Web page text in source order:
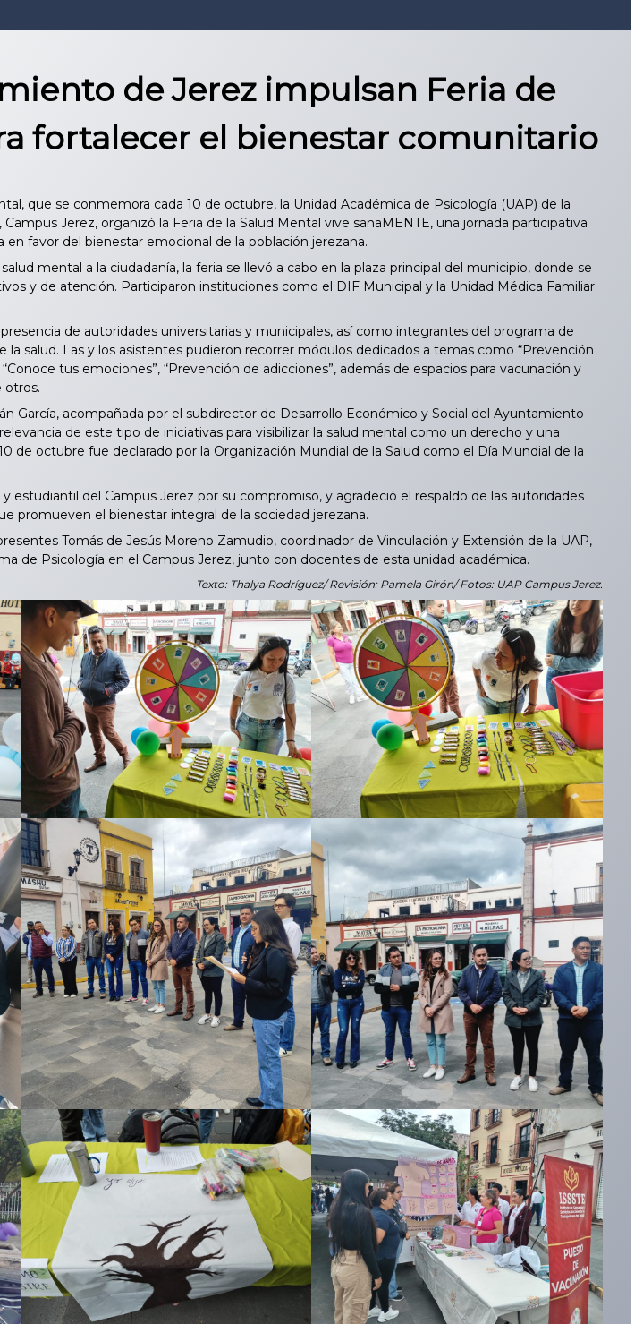
de Jerez impulsan Feria de
fortalecer el bienestar comunitario
que se conmemora cada 10 de octubre, la Unidad Académica de Psicología (UAP) de la
Jerez, organizó la Feria de la Salud Mental vive sanaMENTE, una jornada participativa
favor del bienestar emocional de la población jerezana.
mental a la ciudadanía, la feria se llevó a cabo en la plaza principal del municipio, donde se
y de atención. Participaron instituciones como el DIF Municipal y la Unidad Médica Familiar
de autoridades universitarias y municipales, así como integrantes del programa de
salud. Las y los asistentes pudieron recorrer módulos dedicados a temas como “Prevención
tus emociones”, “Prevención de adicciones”, además de espacios para vacunación y
otros.
García, acompañada por el subdirector de Desarrollo Económico y Social del Ayuntamiento
de este tipo de iniciativas para visibilizar la salud mental como un derecho y una
de octubre fue declarado por la Organización Mundial de la Salud como el Día Mundial de la
estudiantil del Campus Jerez por su compromiso, y agradeció el respaldo de las autoridades
promueven el bienestar integral de la sociedad jerezana.
Tomás de Jesús Moreno Zamudio, coordinador de Vinculación y Extensión de la UAP,
de Psicología en el Campus Jerez, junto con docentes de esta unidad académica.
Texto: Thalya Rodríguez/ Revisión: Pamela Girón/ Fotos: UAP Campus Jerez.